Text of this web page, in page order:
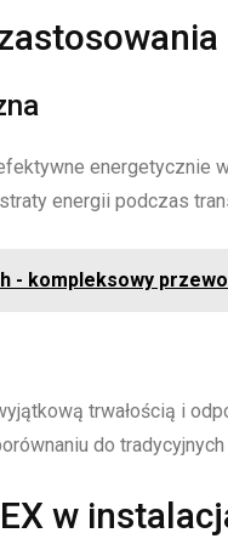
energetycznie
energii podczas
- kompleksowy
trwałością i
do tradycyjnych
w